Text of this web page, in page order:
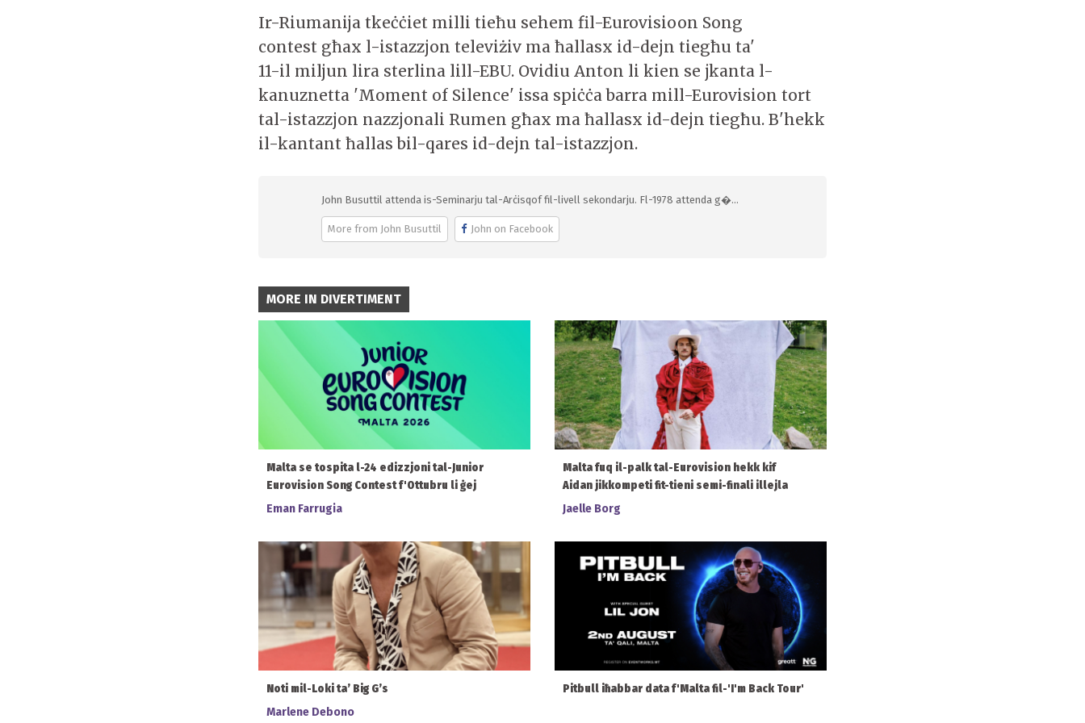
Ir-Riumanija tkeċċiet milli tieħu sehem fil-Eurovisioon Song
contest għax l-istazzjon televiżiv ma ħallasx id-dejn tiegħu ta'
11-il miljun lira sterlina lill-EBU. Ovidiu Anton li kien se jkanta l-
kanuznetta 'Moment of Silence' issa spiċċa barra mill-Eurovision tort
tal-istazzjon nazzjonali Rumen għax ma ħallasx id-dejn tiegħu. B'hekk
il-kantant ħallas bil-qares id-dejn tal-istazzjon.
John Busuttil attenda is-Seminarju tal-Arċisqof fil-livell sekondarju. Fl-1978 attenda g�...
More from John Busuttil John on Facebook
MORE IN DIVERTIMENT
Malta se tospita l-24 edizzjoni tal-Junior
Eurovision Song Contest f'Ottubru li ġej
Eman Farrugia
Malta fuq il-palk tal-Eurovision hekk kif
Aidan jikkompeti fit-tieni semi-finali illejla
Jaelle Borg
Noti mil-Loki ta’ Big G’s
Marlene Debono
Pitbull iħabbar data f'Malta fil-'I'm Back Tour'